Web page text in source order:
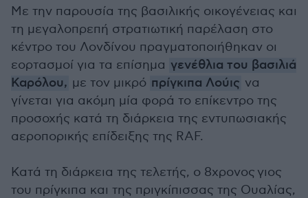
Με την παρουσία της βασιλικής οικογένειας και
τη μεγαλοπρεπή στρατιωτική παρέλαση στο
κέντρο του Λονδίνου πραγματοποιήθηκαν οι
εορτασμοί για τα επίσημα γενέθλια του βασιλιά
Καρόλου, με τον μικρό πρίγκιπα Λούις να
γίνεται για ακόμη μία φορά το επίκεντρο της
προσοχής κατά τη διάρκεια της εντυπωσιακής
αεροπορικής επίδειξης της RAF.
Κατά τη διάρκεια της τελετής, ο 8χρονος γιος
του πρίγκιπα και της πριγκίπισσας της Ουαλίας,